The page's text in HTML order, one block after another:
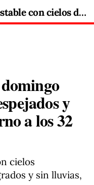
Madrid afronta un domingo estable con cielos despejados y temperaturas en torno a los 32 grados
y
a los 32
cielos
y sin lluvias,